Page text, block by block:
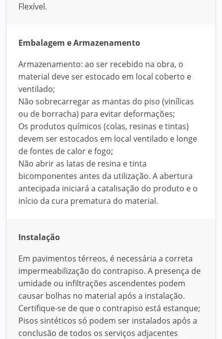
Flexível.
Embalagem e Armazenamento
Armazenamento: ao ser recebido na obra, o
material deve ser estocado em local coberto e
ventilado;
Não sobrecarregar as mantas do piso (vinílicas
ou de borracha) para evitar deformações;
Os produtos químicos (colas, resinas e tintas)
devem ser estocados em local ventilado e longe
de fontes de calor e fogo;
Não abrir as latas de resina e tinta
bicomponentes antes da utilização. A abertura
antecipada iniciará a catalisação do produto e o
início da cura prematura do material.
Instalação
Em pavimentos térreos, é necessária a correta
impermeabilização do contrapiso. A presença de
umidade ou infiltrações ascendentes podem
causar bolhas no material após a instalação.
Certifique-se de que o contrapiso está estanque;
Pisos sintéticos só podem ser instalados após a
conclusão de todos os serviços adjacentes